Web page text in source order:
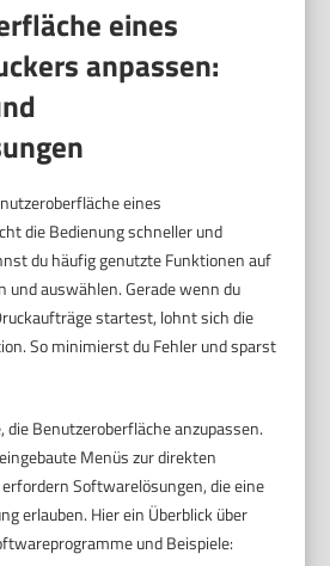
eines
anpassen:
eines
die Bedienung schneller und
du häufig genutzte Funktionen auf
und auswählen. Gerade wenn du
startest, lohnt sich die
So minimierst du Fehler und sparst
die Benutzeroberfläche anzupassen.
Menüs zur direkten
Softwarelösungen, die eine
erlauben. Hier ein Überblick über
und Beispiele: